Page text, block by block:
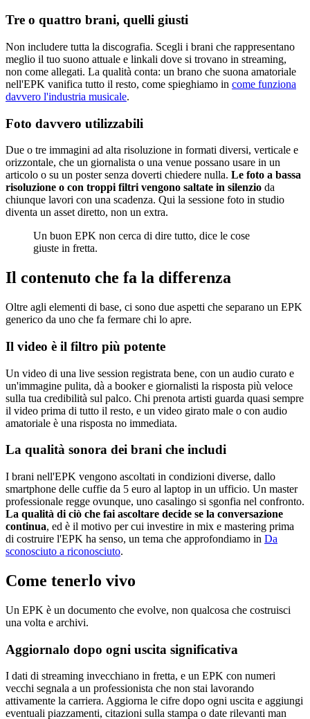
Tre o quattro brani, quelli giusti
Non includere tutta la discografia. Scegli i brani che rappresentano
meglio il tuo suono attuale e linkali dove si trovano in streaming,
non come allegati. La qualità conta: un brano che suona amatoriale
nell'EPK vanifica tutto il resto, come spieghiamo in come funziona
davvero l'industria musicale.
Foto davvero utilizzabili
Due o tre immagini ad alta risoluzione in formati diversi, verticale e
orizzontale, che un giornalista o una venue possano usare in un
articolo o su un poster senza doverti chiedere nulla. Le foto a bassa
risoluzione o con troppi filtri vengono saltate in silenzio da
chiunque lavori con una scadenza. Qui la sessione foto in studio
diventa un asset diretto, non un extra.
Un buon EPK non cerca di dire tutto, dice le cose
giuste in fretta.
Il contenuto che fa la differenza
Oltre agli elementi di base, ci sono due aspetti che separano un EPK
generico da uno che fa fermare chi lo apre.
Il video è il filtro più potente
Un video di una live session registrata bene, con un audio curato e
un'immagine pulita, dà a booker e giornalisti la risposta più veloce
sulla tua credibilità sul palco. Chi prenota artisti guarda quasi sempre
il video prima di tutto il resto, e un video girato male o con audio
amatoriale è una risposta no immediata.
La qualità sonora dei brani che includi
I brani nell'EPK vengono ascoltati in condizioni diverse, dallo
smartphone delle cuffie da 5 euro al laptop in un ufficio. Un master
professionale regge ovunque, uno casalingo si sgonfia nel confronto.
La qualità di ciò che fai ascoltare decide se la conversazione
continua, ed è il motivo per cui investire in mix e mastering prima
di costruire l'EPK ha senso, un tema che approfondiamo in Da
sconosciuto a riconosciuto.
Come tenerlo vivo
Un EPK è un documento che evolve, non qualcosa che costruisci
una volta e archivi.
Aggiornalo dopo ogni uscita significativa
I dati di streaming invecchiano in fretta, e un EPK con numeri
vecchi segnala a un professionista che non stai lavorando
attivamente la carriera. Aggiorna le cifre dopo ogni uscita e aggiungi
eventuali piazzamenti, citazioni sulla stampa o date rilevanti man